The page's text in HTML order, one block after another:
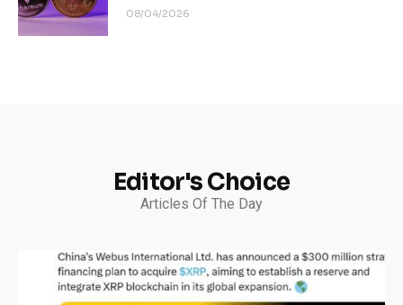
08/04/2026
Editor's Choice
Articles Of The Day